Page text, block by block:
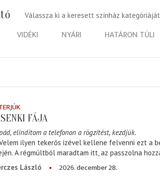
Válassza ki a keresett színház
VIDÉKI NYÁRI HATÁRON TÚLI
FÁJA
elindítom a telefonon a rögzítést, kezdjük.
ilyen tekerős izével kellene felvenni ezt a
A régmúltból maradtam itt, az passzolna
László
2026. december 28.